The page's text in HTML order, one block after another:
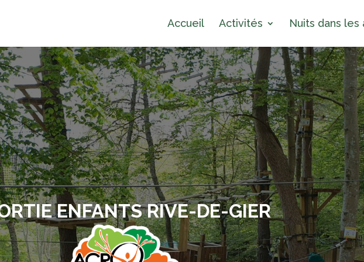
Accueil Activités Nuits dans les
ENFANTS RIVE-DE-GIER